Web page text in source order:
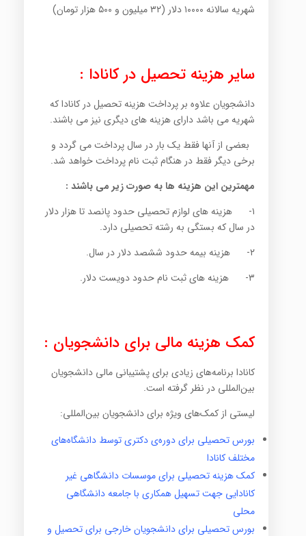
شهریه سالانه ۱۰۰۰۰ دلار (۳۲ میلیون و ۵۰۰ هزار تومان)
سایر هزینه تحصیل در کانادا :
دانشجویان علاوه بر پرداخت هزینه تحصیل در کانادا که
شهریه می باشد دارای هزینه های دیگری نیز می باشند.
بعضی از آنها فقط یک بار در سال پرداخت می گردد و
برخی دیگر فقط در هنگام ثبت نام پرداخت خواهد شد.
مهمترین این هزینه ها به صورت زیر می باشند :
۱- هزینه های لوازم تحصیلی حدود پانصد تا هزار دلار
در سال که بستگی به رشته تحصیلی دارد.
۲- هزینه بیمه حدود ششصد دلار در سال.
۳- هزینه های ثبت نام حدود دویست دلار.
کمک هزینه مالی برای دانشجویان :
کانادا برنامه‌های زیادی برای پشتیبانی مالی دانشجویان
بین‌المللی در نظر گرفته است.
لیستی از کمک‌های ویژه برای دانشجویان بین‌المللی:
بورس تحصیلی برای دوره‌ی دکتری توسط دانشگاه‌های
مختلف کانادا
کمک هزینه تحصیلی برای موسسات دانشگاهی غیر
کانادایی جهت تسهیل همکاری با جامعه دانشگاهی
محلی
بورس تحصیلی برای دانشجویان خارجی برای تحصیل و